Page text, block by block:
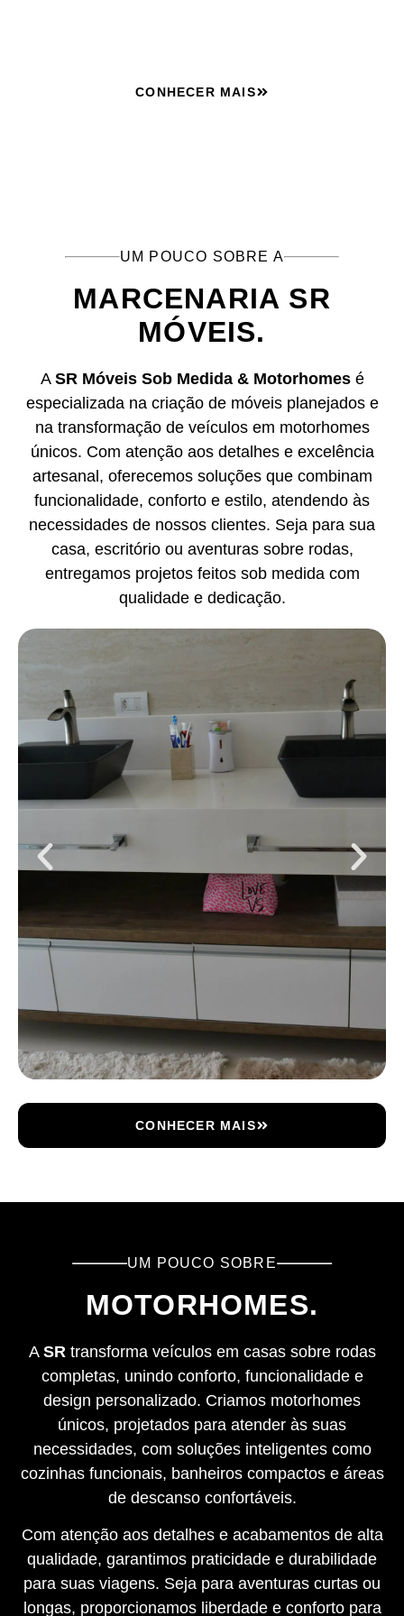
CONHECER MAIS
UM POUCO SOBRE A
MARCENARIA SR
MÓVEIS.
A SR Móveis Sob Medida & Motorhomesé
especializada na criação de móveis planejados e
na transformação de veículos em motorhomes
únicos. Com atenção aos detalhes e excelência
artesanal, oferecemos soluções que combinam
funcionalidade, conforto e estilo, atendendo às
necessidades de nossos clientes. Seja para sua
casa, escritório ou aventuras sobre rodas,
entregamos projetos feitos sob medida com
qualidade e dedicação.
CONHECER MAIS
UM POUCO SOBRE
MOTORHOMES.
A SRtransforma veículos em casas sobre rodas
completas, unindo conforto, funcionalidade e
design personalizado. Criamos motorhomes
únicos, projetados para atender às suas
necessidades, com soluções inteligentes como
cozinhas funcionais, banheiros compactos e áreas
de descanso confortáveis.
Com atenção aos detalhes e acabamentos de alta
qualidade, garantimos praticidade e durabilidade
para suas viagens. Seja para aventuras curtas ou
longas, proporcionamos liberdade e conforto para